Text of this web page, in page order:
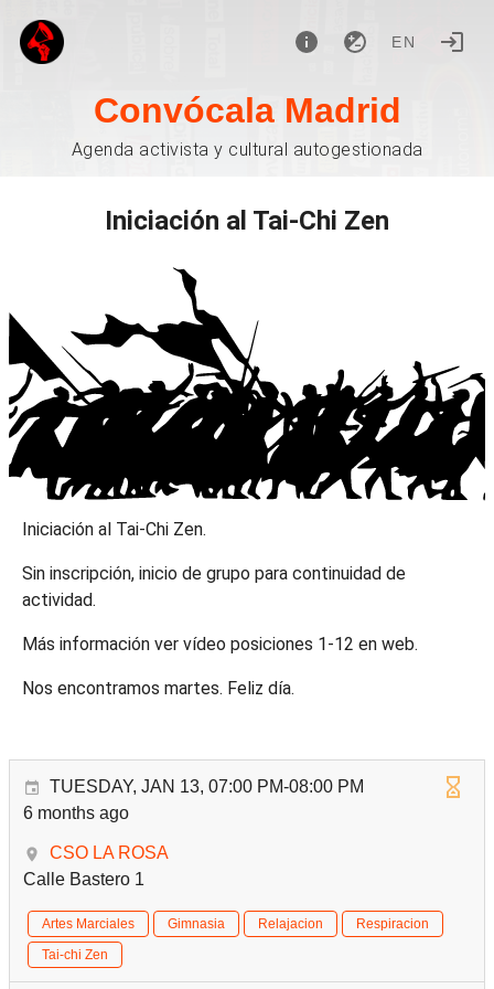
EN
Convócala Madrid
Agenda activista y cultural autogestionada
Iniciación al Tai-Chi Zen
Iniciación al Tai-Chi Zen.
Sin inscripción, inicio de grupo para continuidad de
actividad.
Más información ver vídeo posiciones 1-12 en web.
Nos encontramos martes. Feliz día.
TUESDAY, JAN 13, 07:00 PM-08:00 PM
6 months ago
CSO LA ROSA
Calle Bastero 1
Artes Marciales Gimnasia Relajacion
Respiracion
Tai-chi Zen